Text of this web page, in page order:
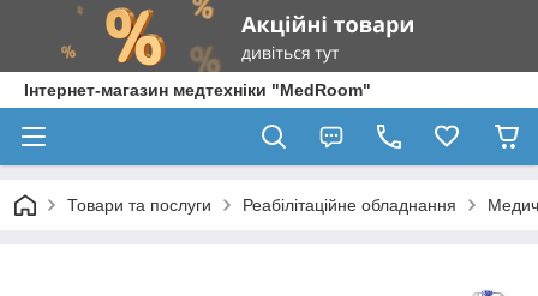
Інтернет-магазин медтехніки "MedRoom"
Товари та послуги Реабілітаційне обладнання